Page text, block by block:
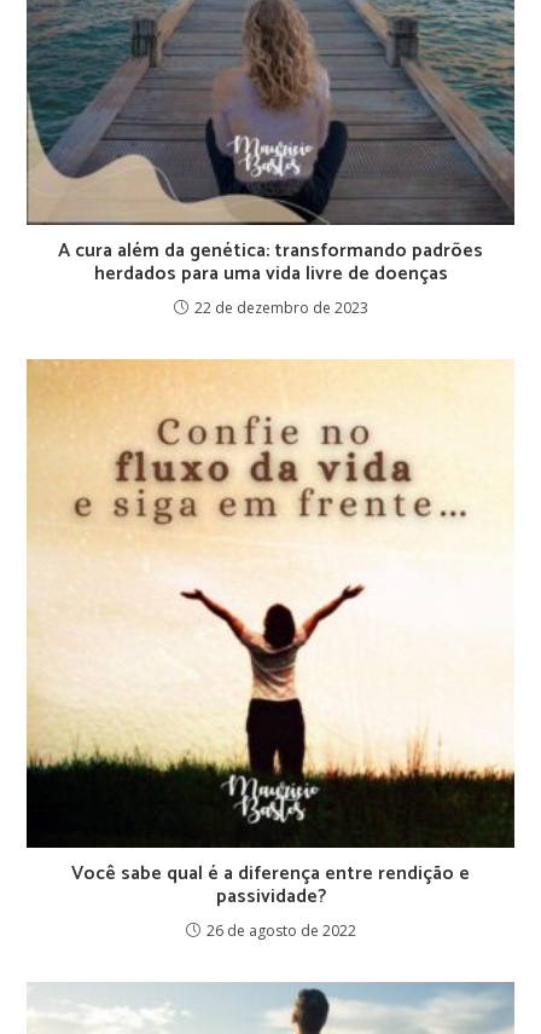
A cura além da genética: transformando padrões
herdados para uma vida livre de doenças
22 de dezembro de 2023
Você sabe qual é a diferença entre rendição e
passividade?
26 de agosto de 2022